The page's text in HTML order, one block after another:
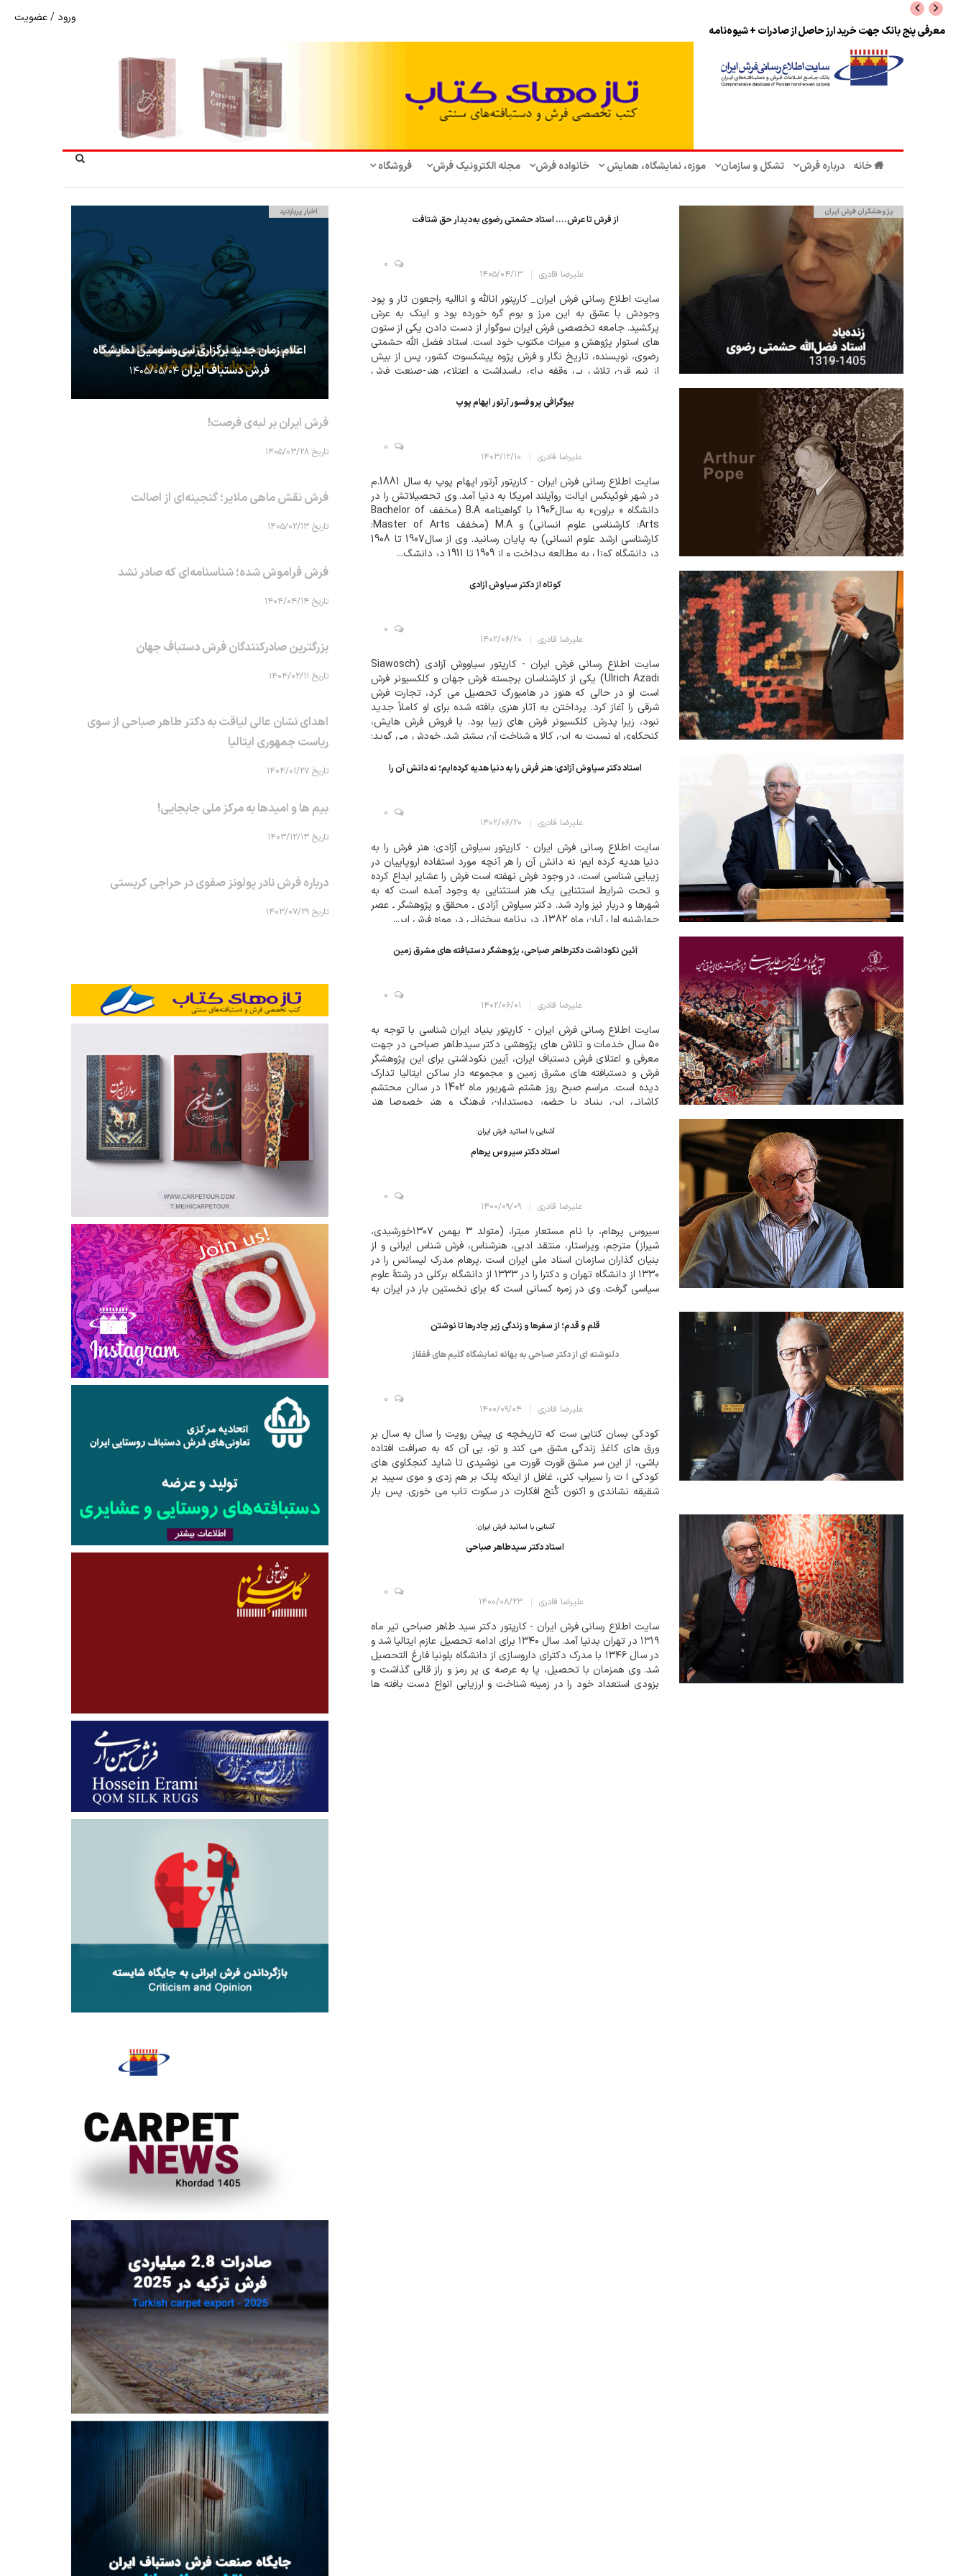
نرخ بازگشت ارز حاصل از صادرات + تکمیلی
ورود /عضویت
خانه درباره فرش تشکل‌ و سازمان‌ موزه، نمایشگاه، همایش‌ خانواده فرش مجله الکترونیک فرش فروشگاه
پژوهشگران فرش ایران
از فرش تا عرش.... استاد حشمتی رضوی به‌دیدار حق شتافت
علیرضا قادری ۱۴۰۵/۰۴/۱۳
0
سایت اطلاع رسانی فرش ایران_ کارپتور انالله و اناالیه راجعون تار و پود
وجودش با عشق به این مرز و بوم گره خورده بود و اینک به عرش
پرکشید. جامعه تخصصی فرش ایران سوگوار از دست دادن یکی از ستون
های استوار پژوهش و میراث مکتوب خود است. استاد فضل الله حشمتی
رضوی، نویسنده، تاریخ نگار و فرش پژوه پیشکسوت کشور، پس از بیش
از نیم قرن تلاش بی وقفه برای پاسداشت و اعتلای هنر-صنعت فرش
بیوگرافی پروفسور آرتور اپهام پوپ
علیرضا قادری ۱۴۰۳/۱۲/۱۰
0
سایت اطلاع رسانی فرش ایران - کارپتور آرتور اپهام پوپ به سال 1881.م
در شهر فوئینکس ایالت روآیلند امریکا به دنیا آمد. وی تحصیلاتش را در
دانشگاه « براون» به سال1906 با گواهینامه B.A (مخفف Bachelor of
Arts: کارشناسی علوم انسانی) و M.A (مخفف Master of Arts:
کارشناسی ارشد علوم انسانی) به پایان رسانید. وی از سال1907 تا 1908
در دانشگاه کوزل به مطالعه پرداخت و از 1909 تا 1911 در دانشگ...
کوتاه از دکتر سیاوش آزادی
علیرضا قادری ۱۴۰۲/۰۶/۲۰
0
سایت اطلاع رسانی فرش ایران - کارپتور سیاووش آزادی (Siawosch
Ulrich Azadi) یکی از کارشناسان برجسته فرش جهان و کلکسیونر فرش
است او در حالی که هنوز در هامبورگ تحصیل می کرد، تجارت فرش
شرقی را آغاز کرد. پرداختن به آثار هنری بافته شده برای او کاملاً جدید
نبود، زیرا پدرش کلکسیونر فرش های زیبا بود. با فروش فرش هایش،
کنجکاوی او نسبت به این کالا و شناخت آن بیشتر شد. خودش می گوید:
استاد دکتر سیاوش آزادی: هنر فرش را به دنيا هديه كرده‌ايم؛ نه دانش آن را
علیرضا قادری ۱۴۰۲/۰۶/۲۰
0
سایت اطلاع رسانی فرش ایران - کارپتور سياوش آزادي: هنر فرش را به
دنيا هديه كرده ايم؛ نه دانش آن را هر آنچه مورد استفاده اروپاييان در
زيبايي شناسي است، در وجود فرش نهفته است فرش را عشاير ابداع كرده
و تحت شرايط استثنايي يك هنر استثنايي به وجود آمده است كه به
شهرها و دربار نيز وارد شد. دكتر سياوش آزادی ـ محقق و پژوهشگر ـ عصر
چهارشنبه اول آبان ماه 1382، در برنامه سخنرانی در موزه فرش اير...
آئین نکوداشت دکترطاهر صباحی، پژوهشگر دستبافته های مشرق زمین
علیرضا قادری ۱۴۰۲/۰۶/۰۱
0
سایت اطلاع رسانی فرش ایران - کارپتور بنیاد ایران شناسی با توجه به
50 سال خدمات و تلاش های پژوهشی دکتر سیدطاهر صباحی در جهت
معرفی و اعتلای فرش دستباف ایران، آیین نکوداشتی برای این پژوهشگر
فرش و دستبافته های مشرق زمین و مجموعه دار ساکن ایتالیا تدارک
دیده است. مراسم صبح روز هشتم شهریور ماه 1402 در سالن محتشم
کاشانی این بنیاد با حضور دوستداران فرهنگ و هنر خصوصا هنر
آشنایی با اساتید فرش ایران:
استاد دکتر سیروس پرهام
علیرضا قادری ۱۴۰۰/۰۹/۰۹
0
سیروس پرهام، با نام مستعار میترا، (متولد ۳ بهمن ۱۳۰۷خورشیدی،
شیراز) مترجم، ویراستار، منتقد ادبی، هنرشناس، فرش شناس ایرانی و از
بنیان گذاران سازمان اسناد ملی ایران است .پرهام مدرک لیسانس را در
۱۳۳۰ از دانشگاه تهران و دکترا را در ۱۳۳۳ از دانشگاه برکلی در رشتهٔ علوم
سیاسی گرفت. وی در زمره کسانی است که برای نخستین بار در ایران به
قلم و قدم؛ از سفرها و زندگی زیر چادرها تا نوشتن
دلنوشته ای از دکتر صباحی به بهانه نمایشگاه گلیم های قفقاز
علیرضا قادری ۱۴۰۰/۰۹/۰۴
0
کودکی بسان کتابی ست که تاریخچه ی پیش رویت را سال به سال بر
ورق های کاغذِ زندگی مشق می کند و تو، بی آن که به صرافت افتاده
باشی، از این سر مشق قورت قورت می نوشیدی تا شاید کنجکاوی های
کودکی ا ت را سیراب کنی، غافل از اینکه پلک بر هم زدی و موی سپید بر
شقیقه نشاندی و اکنون کُنج افکارت در سکوت تاب می خوری. پس بار
آشنایی با اساتید فرش ایران:
استاد دکتر سیدطاهر صباحی
علیرضا قادری ۱۴۰۰/۰۸/۲۳
0
سایت اطلاع رسانی فرش ایران - کارپتور دکتر سید طاهر صباحی تیر ماه
۱۳۱۹ در تهران بدنیا آمد. سال ۱۳۴۰ برای ادامه تحصیل عازم ایتالیا شد و
در سال ۱۳۴۶ با مدرک دکترای داروسازی از دانشگاه بلونیا فارغ التحصیل
شد. وی همزمان با تحصیل، پا به عرصه ی پر رمز و راز قالی گذاشت و
بزودی استعداد خود را در زمینه شناخت و ارزیابی انواع دست بافته ها
اخبار پربازدید
اعلام زمان جدید برگزاری سی‌وسومین نمایشگاه
فرش دستباف ایران۱۴۰۵/۰۵/۰۴
فرش ایران بر لبه‌ی فرصت!
تاریخ ۱۴۰۵/۰۳/۲۸
فرش نقش ماهی‌ ملایر؛ گنجینه‌ای از اصالت
تاریخ ۱۴۰۵/۰۲/۱۳
فرش فراموش شده؛ شناسنامه‌ای که صادر نشد
تاریخ ۱۴۰۴/۰۴/۱۴
بزرگترین صادرکنندگان فرش دستباف جهان
تاریخ ۱۴۰۴/۰۲/۱۱
اهدای نشان عالی لیاقت به دکتر طاهر صباحی از سوی
ریاست جمهوری ایتالیا
تاریخ ۱۴۰۴/۰۱/۲۷
بیم ها و امیدها به مرکز ملی جابجایی!
تاریخ ۱۴۰۳/۱۲/۱۳
درباره فرش نادر پولونز صفوی در حراجی کریستی
تاریخ ۱۴۰۳/۰۷/۲۹